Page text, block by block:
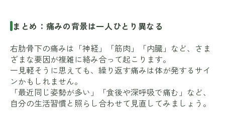
まとめ：痛みの背景は一人ひとり異なる
右肋骨下の痛みは「神経」「筋肉」「内臓」など、さま
ざまな要因が複雑に絡み合って起こります。
一見軽そうに思えても、繰り返す痛みは体が発するサイ
ンかもしれません。
「最近同じ姿勢が多い」「食後や深呼吸で痛む」など、
自分の生活習慣と照らし合わせて見直してみましょう。